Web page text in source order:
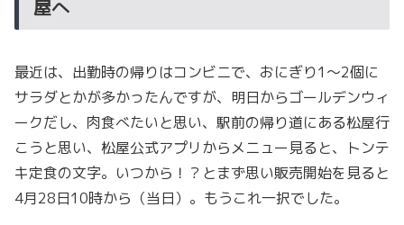
屋へ
最近は、出勤時の帰りはコンビニで、おにぎり1〜2個に
サラダとかが多かったんですが、明日からゴールデンウィ
ークだし、肉食べたいと思い、駅前の帰り道にある松屋行
こうと思い、松屋公式アプリからメニュー見ると、トンテ
キ定食の文字。いつから！？とまず思い販売開始を見ると
4月28日10時から（当日）。もうこれ一択でした。